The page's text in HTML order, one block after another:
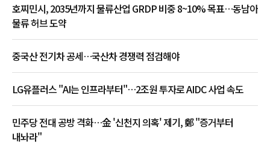
호찌민시, 2035년까지 물류산업 GRDP 비중 8~10% 목표…동남아
물류 허브 도약
중국산 전기차 공세…국산차 경쟁력 점검해야
LG유플러스 "AI는 인프라부터"…2조원 투자로 AIDC 사업 속도
민주당 전대 공방 격화…金 '신천지 의혹' 제기, 鄭 "증거부터
내놔라"